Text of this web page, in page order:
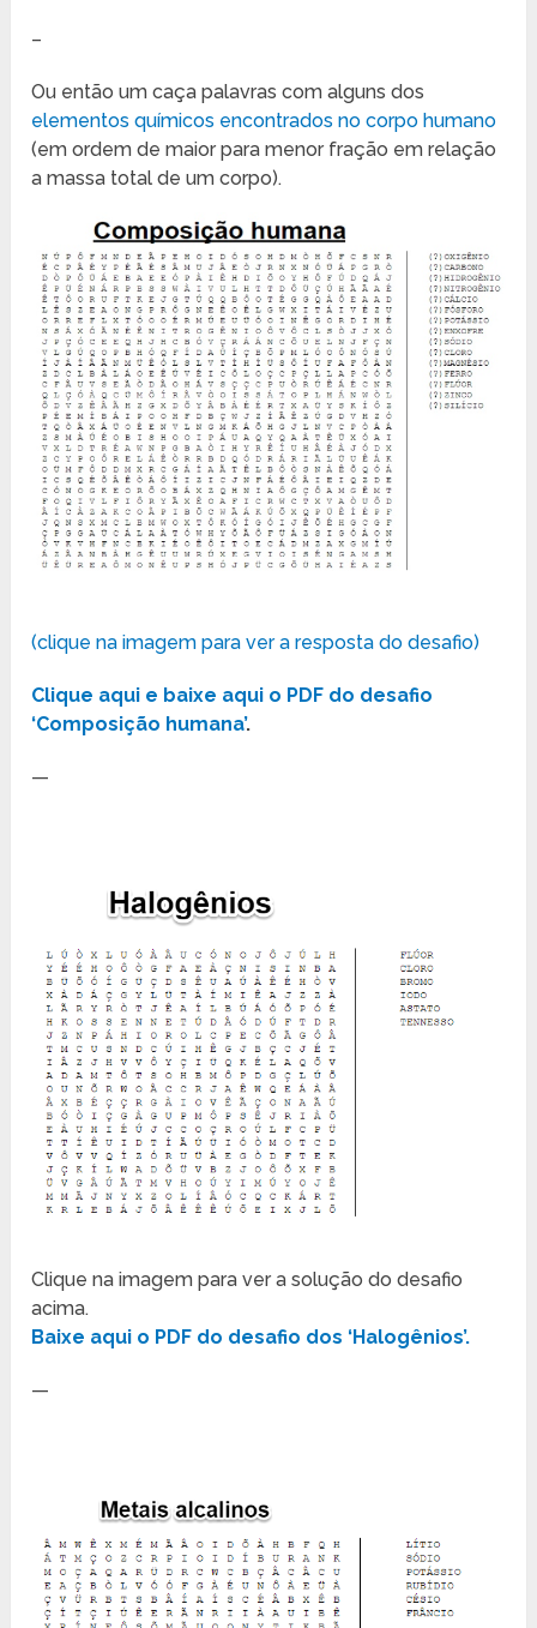
–
Ou então um caça palavras com alguns dos
elementos químicos encontrados no corpo humano
(em ordem de maior para menor fração em relação
a massa total de um corpo).
(clique na imagem para ver a resposta do desafio)
Clique aqui e baixe aqui o PDF do desafio
‘Composição humana’.
—
Clique na imagem para ver a solução do desafio
acima.
Baixe aqui o PDF do desafio dos ‘Halogênios’.
—